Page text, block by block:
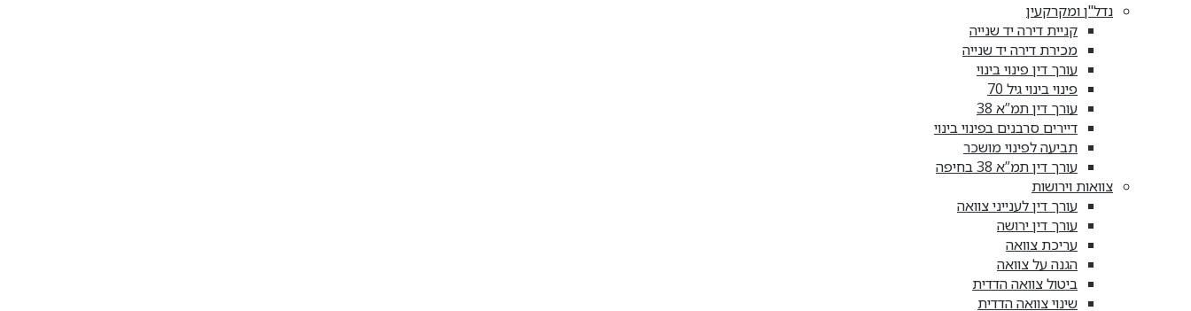
נדל"ן ומקרקעין
קניית דירה יד שנייה
מכירת דירה יד שנייה
עורך דין פינוי בינוי
פינוי בינוי גיל 70
עורך דין תמ”א 38
דיירים סרבנים בפינוי בינוי
תביעה לפינוי מושכר
עורך דין תמ”א 38 בחיפה
צוואות וירושות
עורך דין לענייני צוואה
עורך דין ירושה
עריכת צוואה
הגנה על צוואה
ביטול צוואה הדדית
שינוי צוואה הדדית